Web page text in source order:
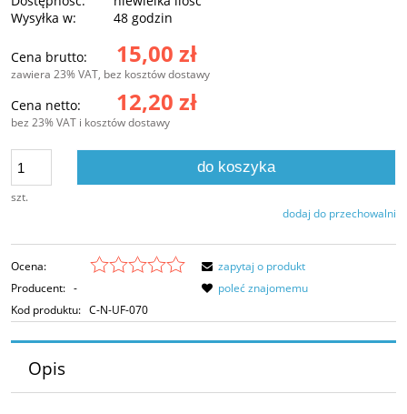
Wysyłka w:
48 godzin
Cena brutto: 15,00 zł
zawiera 23% VAT, bez kosztów dostawy
Cena netto: 12,20 zł
bez 23% VAT i kosztów dostawy
szt.
do koszyka
dodaj do przechowalni
Ocena:
Producent: -
Kod produktu: C-N-UF-070
zapytaj o produkt
poleć znajomemu
Opis